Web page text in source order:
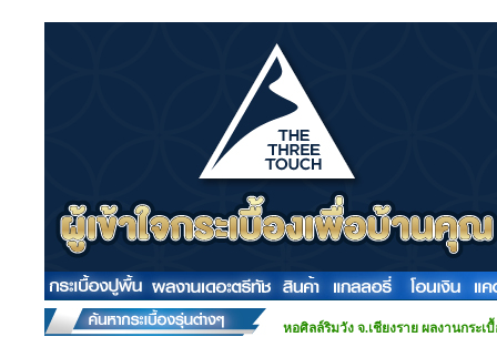
หอศิลล์ริมวัง จ.เชียงราย ผลงานกระเ